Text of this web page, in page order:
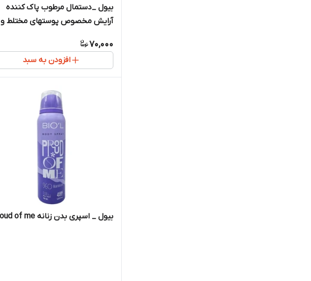
بیول _دستمال مرطوب پاک کننده
آرایش مخصوص پوستهای مختلط و
70,000
افزودن به سبد
بیول _ اسپری بدن زنانه proud of me